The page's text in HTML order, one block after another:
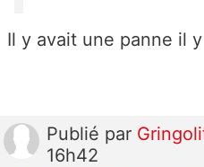
Il y avait une panne il
Publié par
16h42